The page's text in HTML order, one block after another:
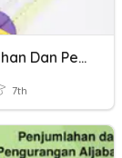
Penjumlahan Dan Pengurangan Bil Bulat
7th